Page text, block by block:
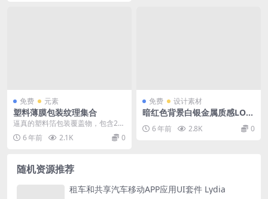
免费 元素
塑料薄膜包装纹理集合
逼真的塑料箔包装覆盖物，包含20
个塑料箔覆盖层，支持Adobe Phot
osho...
6 年前 2.1K 0
免费 设计素材
暗红色背景白银金属质感LOG
6 年前 2.8K 0
随机资源推荐
租车和共享汽车移动APP应用UI套件 Lydia